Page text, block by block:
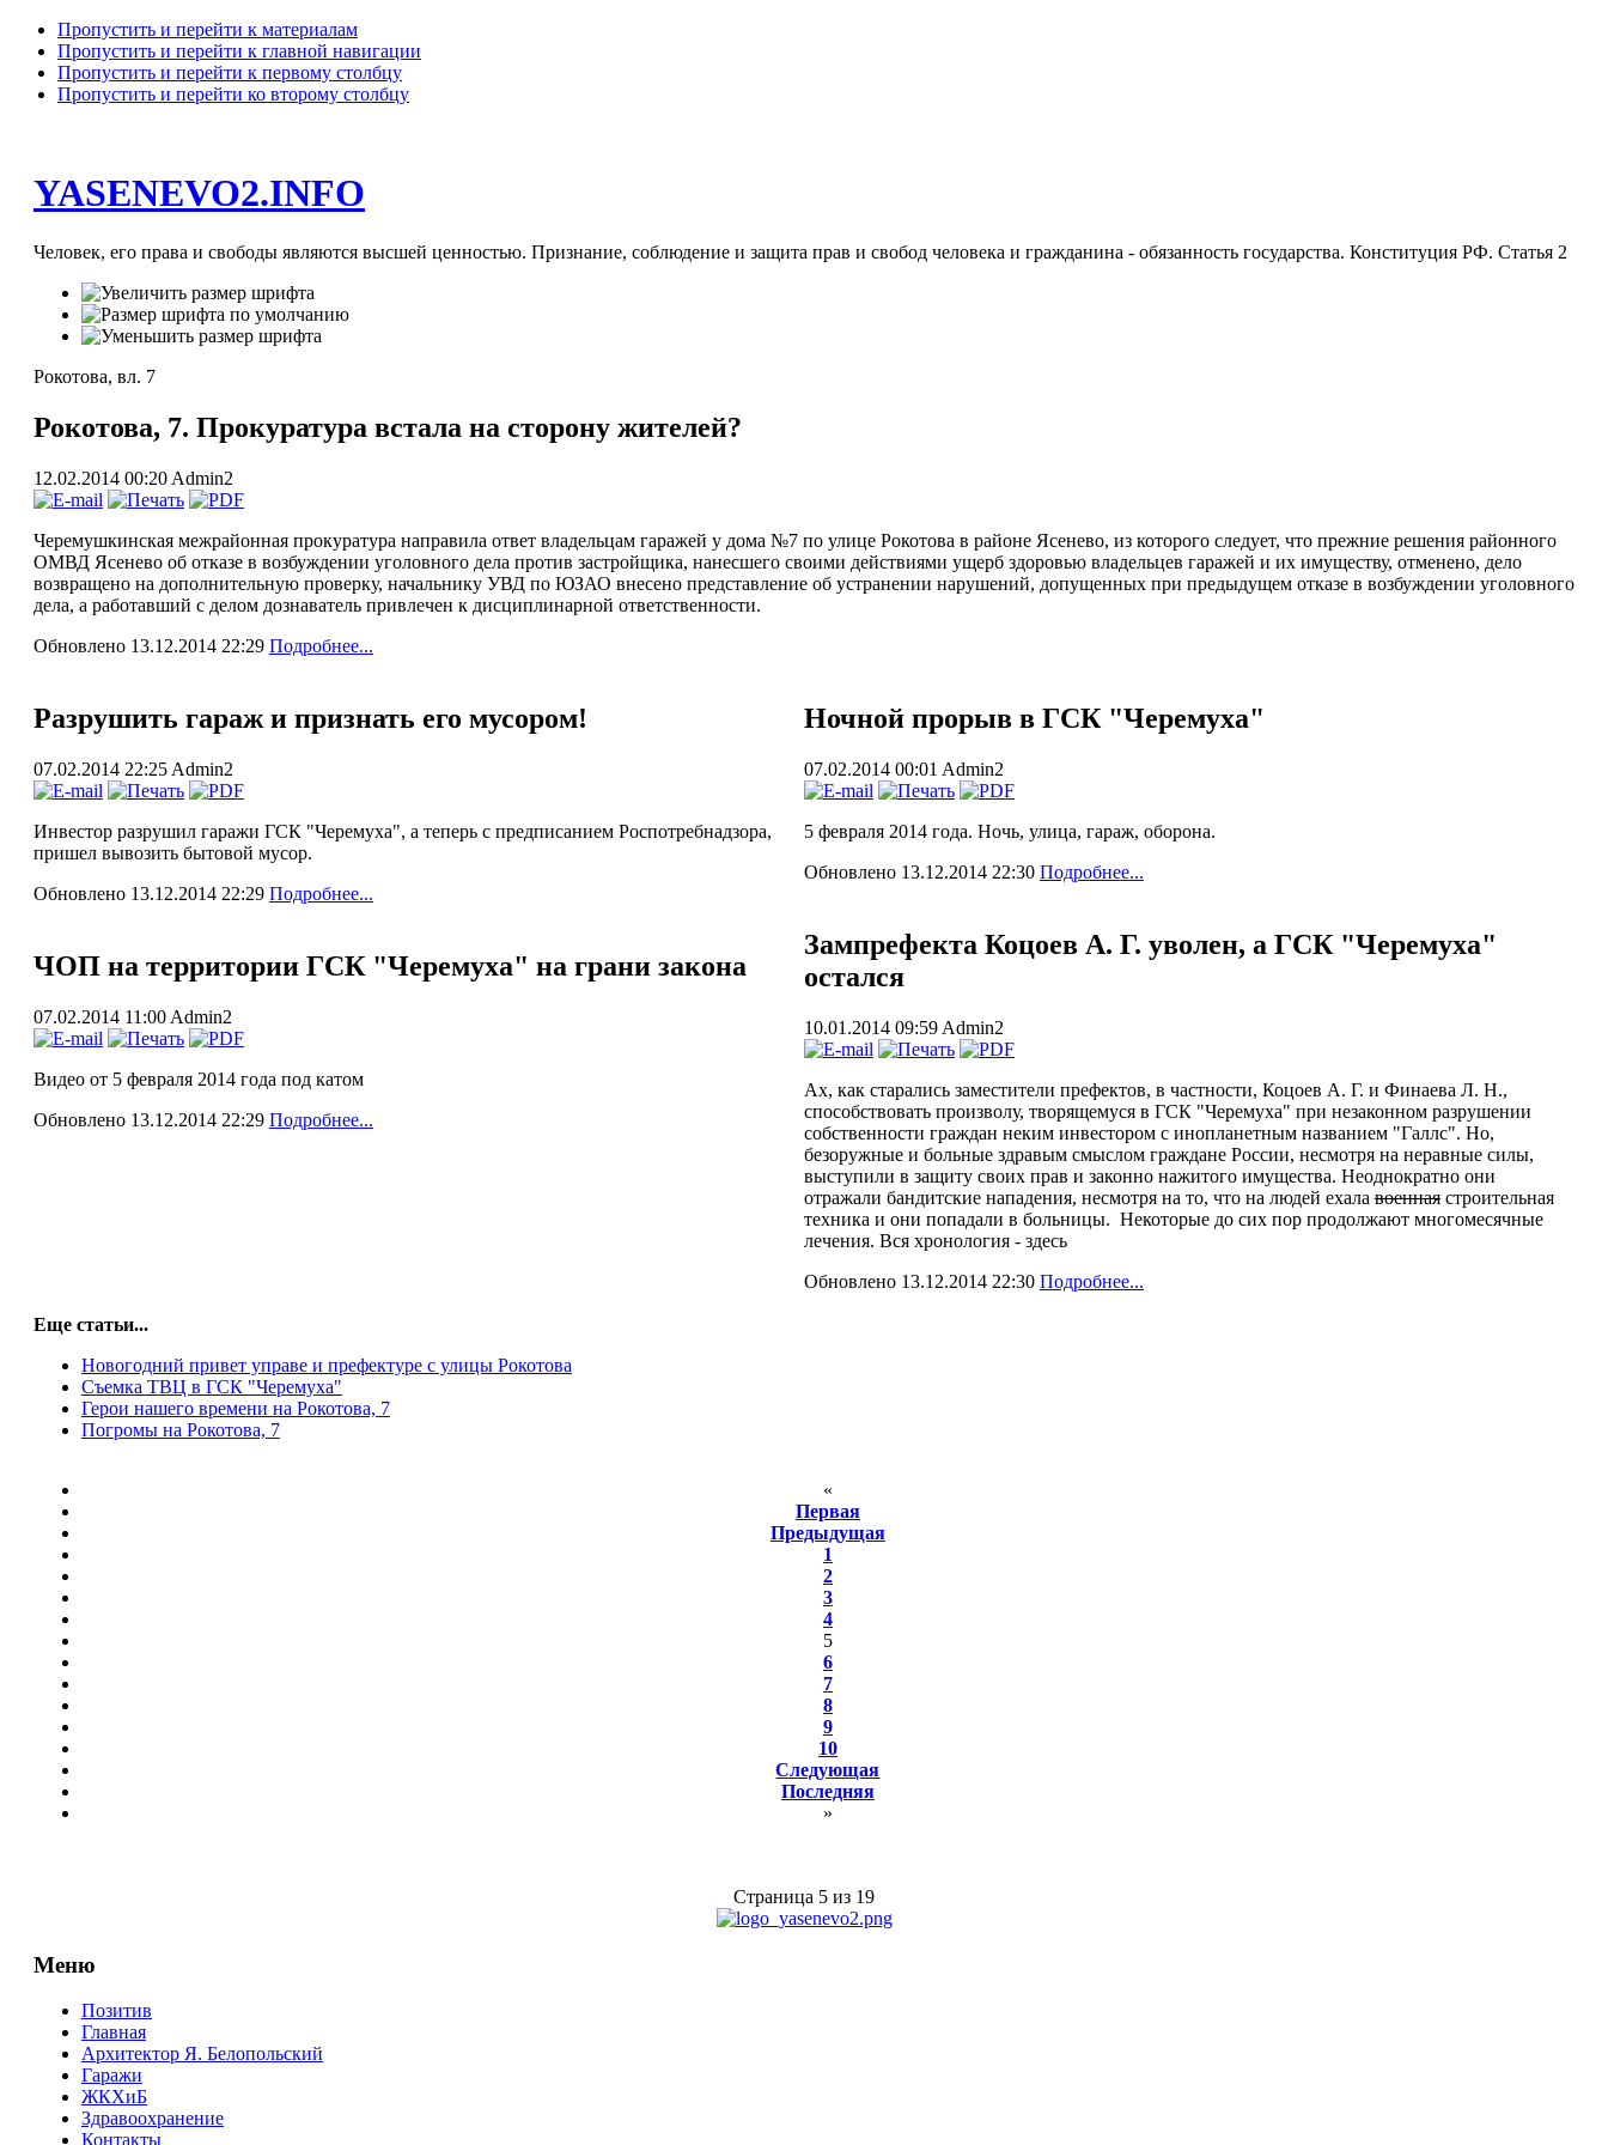
Пропустить и перейти к материалам
Пропустить и перейти к главной навигации
Пропустить и перейти к первому столбцу
Пропустить и перейти ко второму столбцу
YASENEVO2.INFO
Человек, его права и свободы являются высшей ценностью. Признание, соблюдение и защита прав и свобод человека и гражданина - обязанность государства. Конституция РФ. Статья 2
Рокотова, вл. 7
Рокотова, 7. Прокуратура встала на сторону жителей?
12.02.2014 00:20 Admin2
Черемушкинская межрайонная прокуратура направила ответ владельцам гаражей у дома №7 по улице Рокотова в районе Ясенево, из которого следует, что прежние решения районного
ОМВД Ясенево об отказе в возбуждении уголовного дела против застройщика, нанесшего своими действиями ущерб здоровью владельцев гаражей и их имуществу, отменено, дело
возвращено на дополнительную проверку, начальнику УВД по ЮЗАО внесено представление об устранении нарушений, допущенных при предыдущем отказе в возбуждении уголовного
дела, а работавший с делом дознаватель привлечен к дисциплинарной ответственности.
Обновлено 13.12.2014 22:29 Подробнее...
Разрушить гараж и признать его мусором!
07.02.2014 22:25 Admin2
Инвестор разрушил гаражи ГСК "Черемуха", а теперь с предписанием Роспотребнадзора,
пришел вывозить бытовой мусор.
Обновлено 13.12.2014 22:29 Подробнее...
ЧОП на территории ГСК "Черемуха" на грани закона
07.02.2014 11:00 Admin2
Видео от 5 февраля 2014 года под катом
Обновлено 13.12.2014 22:29 Подробнее...
Ночной прорыв в ГСК "Черемуха"
07.02.2014 00:01 Admin2
5 февраля 2014 года. Ночь, улица, гараж, оборона.
Обновлено 13.12.2014 22:30 Подробнее...
Зампрефекта Коцоев А. Г. уволен, а ГСК "Черемуха"
остался
10.01.2014 09:59 Admin2
Ах, как старались заместители префектов, в частности, Коцоев А. Г. и Финаева Л. Н.,
способствовать произволу, творящемуся в ГСК "Черемуха" при незаконном разрушении
собственности граждан неким инвестором с инопланетным названием "Галлс". Но,
безоружные и больные здравым смыслом граждане России, несмотря на неравные силы,
выступили в защиту своих прав и законно нажитого имущества. Неоднократно они
отражали бандитские нападения, несмотря на то, что на людей ехала военнаястроительная
техника и они попадали в больницы. Некоторые до сих пор продолжают многомесячные
лечения. Вся хронология - здесь
Обновлено 13.12.2014 22:30 Подробнее...
Еще статьи...
Новогодний привет управе и префектуре с улицы Рокотова
Съемка ТВЦ в ГСК "Черемуха"
Герои нашего времени на Рокотова, 7
Погромы на Рокотова, 7
«
Первая
Предыдущая
1
2
3
4
5
6
7
8
9
10
Следующая
Последняя
»
Страница 5 из 19
Меню
Позитив
Главная
Архитектор Я. Белопольский
Гаражи
ЖКХиБ
Здравоохранение
Контакты